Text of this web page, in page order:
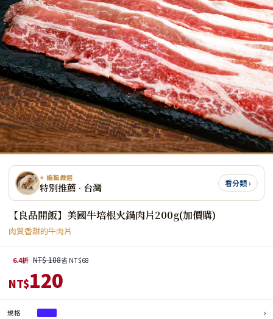
⭐ 編輯嚴選
特別推薦 · 台灣 看分類 ›
【良品開飯】美國牛培根火鍋肉片200g(加價購)
肉質香甜的牛肉片
6.4折 NT$ 188省 NT$68
NT$120
規格 ›